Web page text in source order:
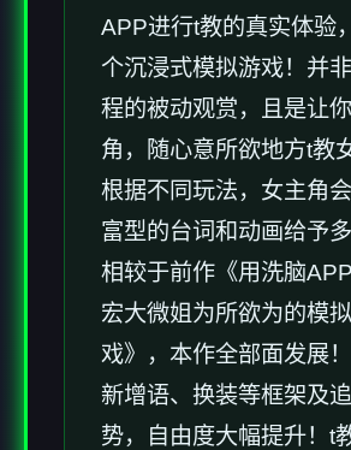
APP进行t教的真实体验
个沉浸式模拟游戏！并
程的被动观赏，且是让
角，随心意所欲地方t教
根据不同玩法，女主角
富型的台词和动画给予
相较于前作《用洗脑
宏大微姐为所欲为的模
戏》，本作全部面发展！
新增语、换装等框架及
势，自由度大幅提升！t